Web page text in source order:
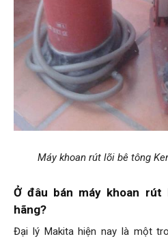
Máy khoan rút lõi bê tông
Ở đâu bán máy khoan
hãng?
Đại lý Makita hiện nay là một